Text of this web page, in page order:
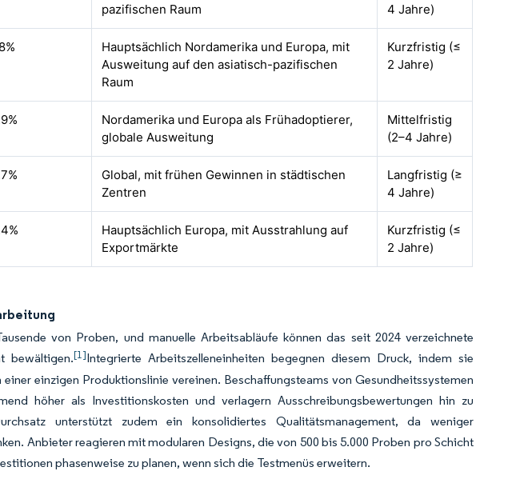
pazifischen Raum
4 Jahre)
Hauptsächlich Nordamerika und Europa, mit
Ausweitung auf den asiatisch-pazifischen
Raum
Kurzfristig (≤
2 Jahre)
Nordamerika und Europa als Frühadoptierer,
globale Ausweitung
Mittelfristig
(2–4 Jahre)
Global, mit frühen Gewinnen in städtischen
Zentren
Langfristig (≥
4 Jahre)
Hauptsächlich Europa, mit Ausstrahlung auf
Exportmärkte
Kurzfristig (≤
2 Jahre)
von Proben, und manuelle Arbeitsabläufe können das seit 2024 verzeichnete
bewältigen.[1]Integrierte Arbeitszelleneinheiten begegnen diesem Druck, indem sie
einzigen Produktionslinie vereinen. Beschaffungsteams von Gesundheitssystemen
höher als Investitionskosten und verlagern Ausschreibungsbewertungen hin zu
unterstützt zudem ein konsolidiertes Qualitätsmanagement, da weniger
Anbieter reagieren mit modularen Designs, die von 500 bis 5.000 Proben pro Schicht
phasenweise zu planen, wenn sich die Testmenüs erweitern.